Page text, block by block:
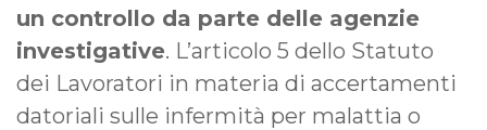
un controllo da parte delle agenzie
investigative. L’articolo 5 dello Statuto
dei Lavoratori in materia di accertamenti
datoriali sulle infermità per malattia o